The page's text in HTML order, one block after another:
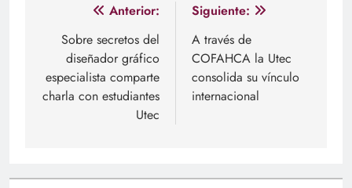
Navegación
de
entradas
Anterior:
Sobre secretos del
diseñador gráfico
especialista comparte
charla con estudiantes
Utec
Siguiente:
A través de
COFAHCA la Utec
consolida su vínculo
internacional